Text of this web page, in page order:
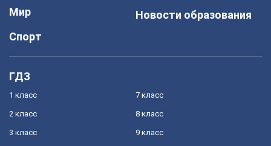
Мир
Спорт
Новости образования
ГДЗ
1 класс
2 класс
3 класс
7 класс
8 класс
9 класс